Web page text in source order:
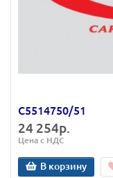
C5514750/51
24 254р.
Цена с НДС
В корзину